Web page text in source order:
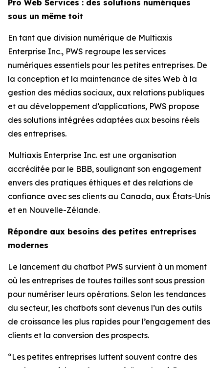
Pro Web Services : des solutions numériques
sous un même toit
En tant que division numérique de Multiaxis
Enterprise Inc., PWS regroupe les services
numériques essentiels pour les petites entreprises. De
la conception et la maintenance de sites Web à la
gestion des médias sociaux, aux relations publiques
et au développement d’applications, PWS propose
des solutions intégrées adaptées aux besoins réels
des entreprises.
Multiaxis Enterprise Inc. est une organisation
accréditée par le BBB, soulignant son engagement
envers des pratiques éthiques et des relations de
confiance avec ses clients au Canada, aux États-Unis
et en Nouvelle-Zélande.
Répondre aux besoins des petites entreprises
modernes
Le lancement du chatbot PWS survient à un moment
où les entreprises de toutes tailles sont sous pression
pour numériser leurs opérations. Selon les tendances
du secteur, les chatbots sont devenus l’un des outils
de croissance les plus rapides pour l’engagement des
clients et la conversion des prospects.
“Les petites entreprises luttent souvent contre des